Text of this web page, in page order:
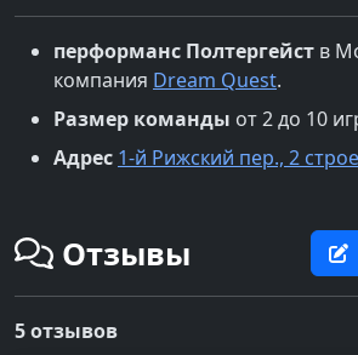
перформанс Полтергейст в
компания Dream Quest.
Размер команды от 2 до 10
Адрес 1-й Рижский пер., 2
Отзывы
5 отзывов